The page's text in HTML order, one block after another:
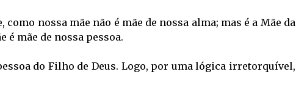
como nossa mãe não é mãe de nossa alma; mas é a Mãe da
é mãe de nossa pessoa.
do Filho de Deus. Logo, por uma lógica irretorquível,